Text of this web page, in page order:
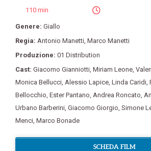
110 min
Genere: Giallo
Regia: Antonio Manetti Marco Manetti
Produzione: 01 Distribution
Cast: Giacomo Gianniotti Miriam Leone
Monica Bellucci Alessio Lapice Linda Caridi
Bellocchio Ester Pantano Andrea Roncato
Urbano Barberini Giacomo Giorgio Simone
Menci Marco Bonade
SCHEDA FILM